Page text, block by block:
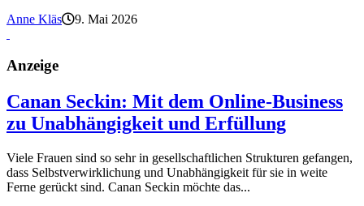
Anne Kläs
9. Mai 2026
Anzeige
Canan Seckin: Mit dem Online-Business
zu Unabhängigkeit und Erfüllung
Viele Frauen sind so sehr in gesellschaftlichen Strukturen gefangen,
dass Selbstverwirklichung und Unabhängigkeit für sie in weite
Ferne gerückt sind. Canan Seckin möchte das...